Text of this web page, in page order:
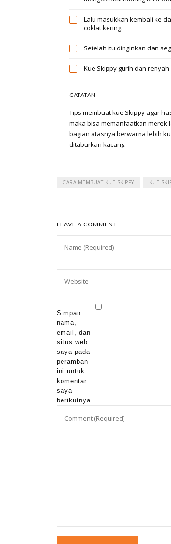
Lalu masukkan kembali ke
coklat kering.
Setelah itu dinginkan dan
Kue Skippy gurih dan
CATATAN
Tips membuat kue Skippy agar
maka bisa memanfaatkan merek
bagian atasnya berwarna lebih
ditaburkan kacang.
CARA MEMBUAT KUE SKIPPY KUE
LEAVE A COMMENT
Simpan
nama,
email, dan
situs web
saya pada
peramban
ini untuk
komentar
saya
berikutnya.